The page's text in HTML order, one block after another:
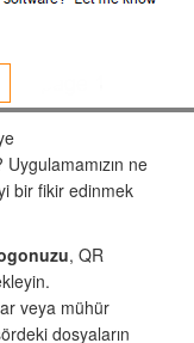
ne
bir fikir edinmek
, QR
veya mühür
dosyaların